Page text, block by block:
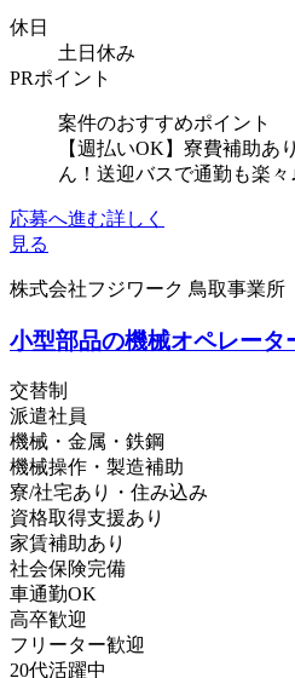
休日
土日休み
PRポイント
案件のおすすめポイント
【週払いOK】寮費補助
ん！送迎バスで通勤も楽
応募へ進む詳しく
見る
株式会社フジワーク 鳥取事業所
小型部品の機械オペレータ
交替制
派遣社員
機械・金属・鉄鋼
機械操作・製造補助
寮/社宅あり・住み込み
資格取得支援あり
家賃補助あり
社会保険完備
車通勤OK
高卒歓迎
フリーター歓迎
20代活躍中